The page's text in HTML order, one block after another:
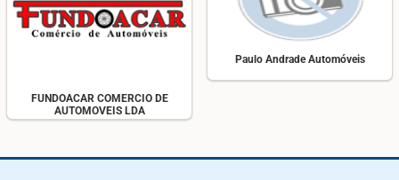
FUNDOACAR COMERCIO DE
AUTOMOVEIS LDA
Paulo Andrade Automóveis